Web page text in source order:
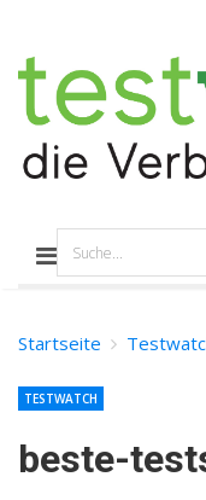
Startseite
beste-
TESTWATCH